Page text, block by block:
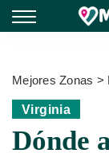
Mejores Zonas >
Virginia
Dónde